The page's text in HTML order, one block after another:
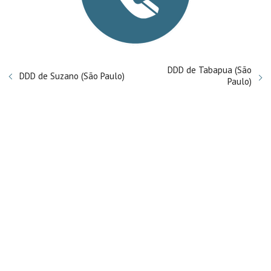
DDD de Suzano (São Paulo)
DDD de Tabapua (São
Paulo)